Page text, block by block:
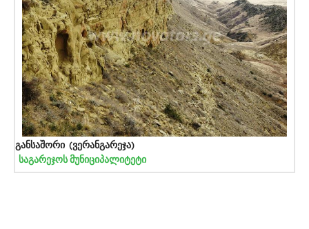
განსაშორი (ვერანგარეჯა)
საგარეჯოს მუნიციპალიტეტი